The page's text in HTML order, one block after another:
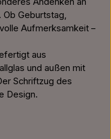
Ob Geburtstag,
Aufmerksamkeit –
aus
und außen mit
Schriftzug des
Design.